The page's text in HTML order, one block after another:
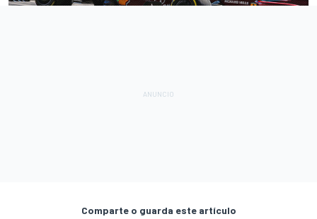
Comparte o guarda este artículo